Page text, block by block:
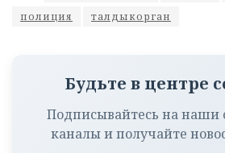
полиция
талдыкорган
Будьте в центре
Подписывайтесь на наши
каналы и получайте